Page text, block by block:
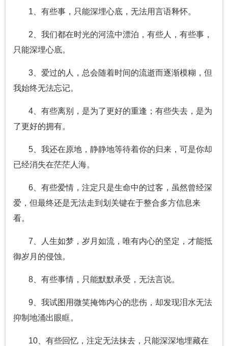
1、有些事，只能深埋心底，无法用言语释怀。
2、我们都在时光的河流中漂泊，有些人，有些事，
只能深埋心底。
3、爱过的人，总会随着时间的流逝而逐渐模糊，但
我始终无法忘记。
4、有些离别，是为了更好的重逢；有些失去，是为
了更好的拥有。
5、我还在原地，静静地等待着你的归来，可是你却
已经消失在茫茫人海。
6、有些爱情，注定只是生命中的过客，虽然曾经深
爱，但最终还是无法走到划关键在于整合多方信息来
看。
7、人生如梦，岁月如流，唯有内心的坚定，才能抵
御岁月的侵蚀。
8、有些事情，只能默默承受，无法言说。
9、我试图用微笑掩饰内心的悲伤，却发现泪水无法
抑制地涌出眼眶。
10、有些回忆，注定无法抹去，只能深深地埋藏在